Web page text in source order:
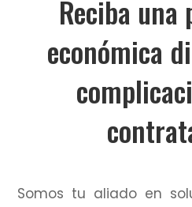
Reciba una
económica
Somos tu aliado en